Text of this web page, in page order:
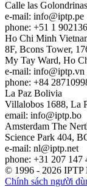
Calle las
e-mail: info
iptp.pe
phone: +51 1
Ho Chi Minh
8F, Bcons Tower,
My Tay Ward, Ho
e-mail: info
iptp.vn
phone: +84
La Paz Bolivia
Villalobos 1688, La
email: info
iptp.bo
Amsterdam The
Science Park 404,
e-mail: nl
iptp.net
phone: +31 207 147
© 1996 - 2026 IPTP
Chính sách người